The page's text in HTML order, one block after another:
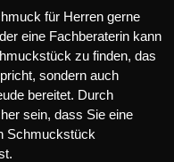
für Herren gerne
eine Fachberaterin kann
zu finden, das
sondern auch
bereitet. Durch
sein, dass Sie eine
Schmuckstück